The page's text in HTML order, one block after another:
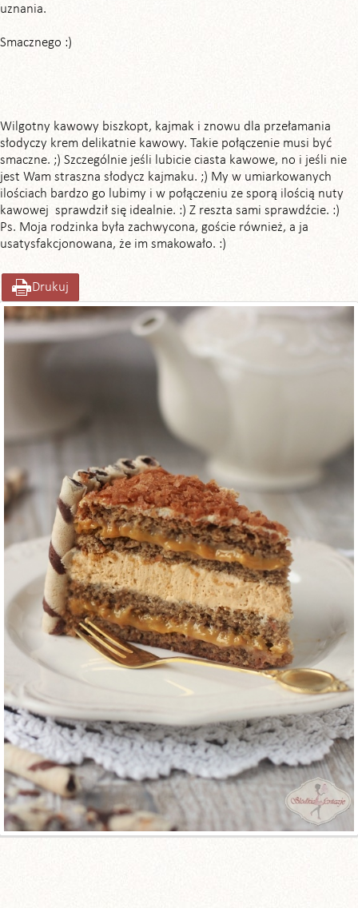
uznania.
Smacznego :)
Wilgotny kawowy biszkopt, kajmak i znowu dla przełamania
słodyczy krem delikatnie kawowy. Takie połączenie musi być
smaczne. ;) Szczególnie jeśli lubicie ciasta kawowe, no i jeśli nie
jest Wam straszna słodycz kajmaku. ;) My w umiarkowanych
ilościach bardzo go lubimy i w połączeniu ze sporą ilością nuty
kawowej sprawdził się idealnie. :) Z reszta sami sprawdźcie. :)
Ps. Moja rodzinka była zachwycona, goście również, a ja
usatysfakcjonowana, że im smakowało. :)
Drukuj